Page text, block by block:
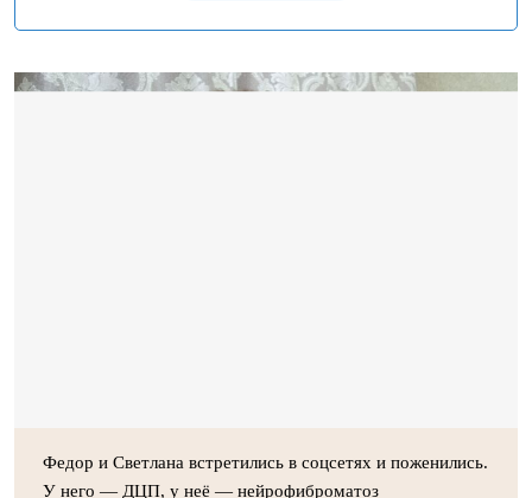
Федор и Светлана встретились в соцсетях и поженились.
У него — ДЦП, у неё — нейрофиброматоз